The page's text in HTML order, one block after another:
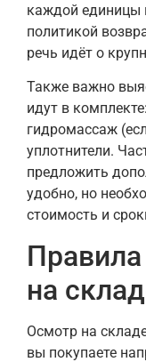
каждой единицы
политикой
речь идёт о
Также важно
идут в
гидромассаж
уплотнители.
предложить
удобно, но
стоимость и
на
Осмотр на
вы покупаете